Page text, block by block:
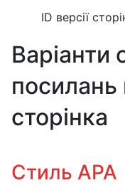
ID версії
посилань
сторінка
Стиль APA